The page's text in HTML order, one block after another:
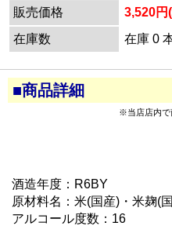
販売価格
3,520円
在庫数
在庫 0
■商品詳細
※当店店内で
酒造年度：R6BY
原材料名：米(国産)・米麹(
アルコール度数：16